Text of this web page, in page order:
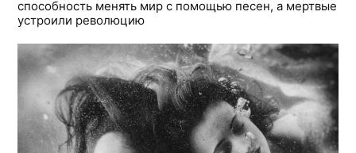
способность менять мир с помощью песен, а мертвые
устроили революцию